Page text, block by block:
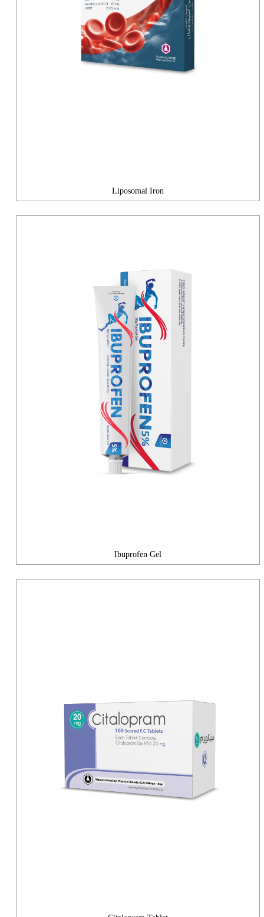
Liposomal Iron
Ibuprofen Gel